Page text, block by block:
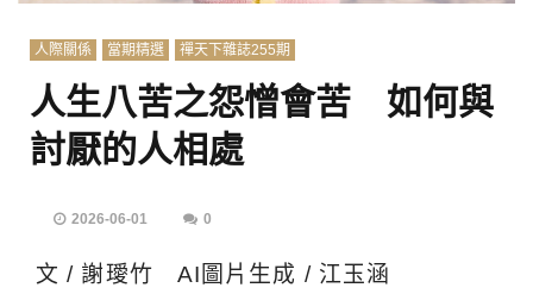
人際關係 當期精選 禪天下雜誌255期
人生八苦之怨憎會苦 如何與
討厭的人相處
2026-06-01 0
文 / 謝璦竹 AI圖片生成 / 江玉涵